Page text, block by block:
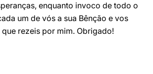
enquanto invoco de todo o
um de vós a sua Bênção e vos
rezeis por mim. Obrigado!